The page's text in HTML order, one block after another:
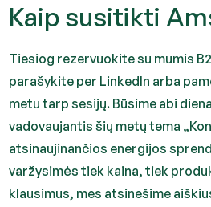
Kaip susitikti
Tiesiog rezervuokite su mumis
parašykite per LinkedIn arba
metu tarp sesijų. Būsime abi
vadovaujantis šių metų tema
atsinaujinančios energijos
varžysimės tiek kaina, tiek
klausimus, mes atsinešime